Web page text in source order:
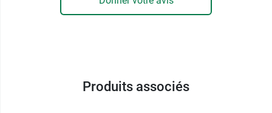
brassé au lait de vache poire vanille
Produits associés